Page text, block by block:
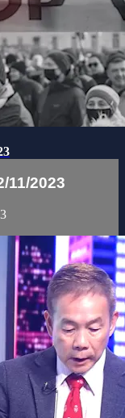
11/2023